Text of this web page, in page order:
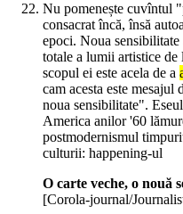
Nu pomenește cuvîntul
consacrat încă, însă
epoci. Noua
totale a lumii artistice de
scopul ei este acela de a
cam acesta este
noua sensibilitate".
America anilor '60
postmodernismul
culturii: happening-ul
O carte veche, o nouă
[Corola-journal/